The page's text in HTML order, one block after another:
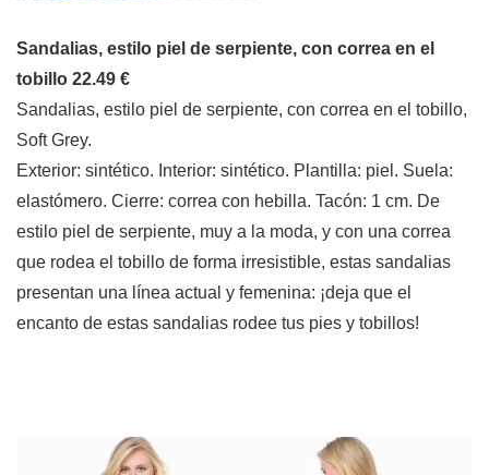
Sandalias, estilo piel de serpiente, con correa en el
tobillo 22.49 €
Sandalias, estilo piel de serpiente, con correa en el tobillo,
Soft Grey.
Exterior: sintético. Interior: sintético. Plantilla: piel. Suela:
elastómero. Cierre: correa con hebilla. Tacón: 1 cm. De
estilo piel de serpiente, muy a la moda, y con una correa
que rodea el tobillo de forma irresistible, estas sandalias
presentan una línea actual y femenina: ¡deja que el
encanto de estas sandalias rodee tus pies y tobillos!